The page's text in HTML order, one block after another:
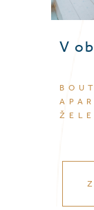
V